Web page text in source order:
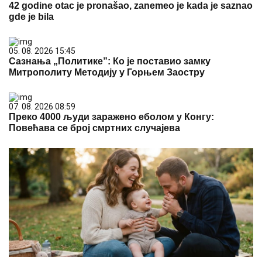
42 godine otac je pronašao, zanemeo je kada je saznao
gde je bila
05. 08. 2026 15:45
Сазнања „Политике”: Ко је поставио замку
Митрополиту Методију у Горњем Заостру
07. 08. 2026 08:59
Преко 4000 људи заражено еболом у Конгу:
Повећава се број смртних случајева